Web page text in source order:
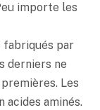
importe les
fabriqués par
derniers ne
Les
acides aminés.